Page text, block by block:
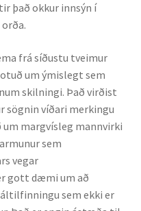
það okkur innsýn í
frá síðustu tveimur
um ýmislegt sem
skilningi. Það virðist
sögnin víðari merkingu
margvísleg mannvirki
sem
vegar
gott dæmi um að
sem ekki er